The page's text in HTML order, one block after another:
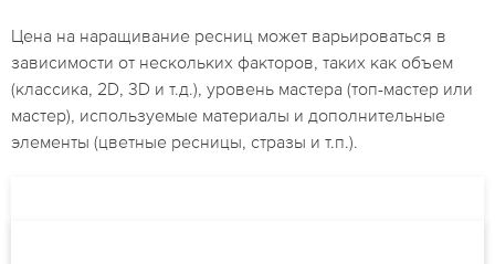
Цена на наращивание ресниц может варьироваться в
зависимости от нескольких факторов, таких как объем
(классика, 2D, 3D и т.д.), уровень мастера (топ-мастер или
мастер), используемые материалы и дополнительные
элементы (цветные ресницы, стразы и т.п.).